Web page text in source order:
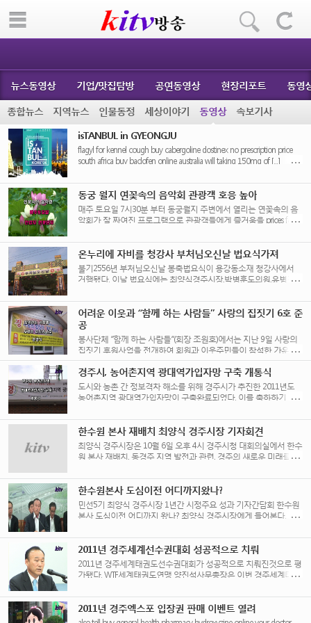
뉴스동영상 기업/맛집탐방 공연동영상 현장리포트
동영
종합뉴스
지역뉴스 인물동정 세상이야기 동영상
속보기사
isTANBUL in GYEONGJU
flagyl for kennel cough buy cabergoline dostinex no prescription price
south africa buy baclofen online australia will taking 150mg of [...]
동궁 월지 연꽃속의 음악회 관광객 호응 높아
매주 토요일 7시30분 부터 동궁월지 주변에서 열리는 연꽃속의 음
악회가 잘 짜여진 프로그램으로 관광객들에게 즐거움을 prices for
온누리에 자비를 청강사 부처님오신날 법요식가져
불기2556년 부처님오신날 봉축법요식이 용강동소재 청강사에서
거행됐다. 이날 법요식에는 최양식경주시장,박병훈도의원,윤병길시
link to [...]
어려운 이웃과 “함께 하는 사람들” 사랑의 집짓기 6호 준
공
봉사단체 “함께 하는 사람들”(회장 조원호)에서는 지난 9일 사랑의
집짓기 후원사업을 전개하여 회원과 이웃주민들이 참석한 가운데
동천동 손OO 세대에게 “사랑의 열쇠”를 [...]
경주시, 농어촌지역 광대역가입자망 구축 개통식
도시와 농촌 간 정보격차 해소를 위해 경주시가 추진한 2011년도
농어촌지역 광대역가입자망이 구축완료되었다. 이를 축하하기
한수원 본사 재배치 최양식 경주시장 기자회견
최양식 경주시장은 10월 6일 오후 4시 경주시청 대회의실에서 한수
원 본사 재배치, 동경주 지역 발전과 관련, 경주의 새로운 미래를 위
한수원본사 도심이전 어디까지왔나?
민선5기 최양식 경주시장 1년간 시정주요 성과 기자간담회 한수원
본사 도심이전 어디까지 왔나? 최양식 경주시장에게 들어본다.
2011년 경주세계선수권대회 성공적으로 치뤄
2011년 경주세계태권도선수권대회가 성공적으로 치뤄진것으로 평
가됐다. WTF세계태권도연맹 양진석사무총장은 이번 경주세계태권
yahoo your [...]
2011년 경주엑스포 입장권 판매 이벤트 열려